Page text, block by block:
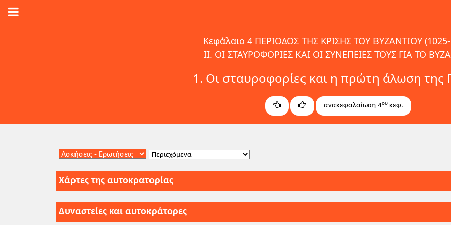
Κεφάλαιο 4 ΠΕΡΙΟΔΟΣ ΤΗΣ ΚΡΙΣΗΣ ΤΟΥ ΒΥΖΑΝΤΙΟΥ
II. ΟΙ ΣΤΑΥΡΟΦΟΡΙΕΣ ΚΑΙ ΟΙ ΣΥΝΕΠΕΙΕΣ ΤΟΥΣ ΓΙΑ ΤΟ
1. Οι σταυροφορίες και η πρώτη άλωση της
ανακεφαλαίωση 4ου κεφ.
Χάρτες της αυτοκρατορίας
Δυναστείες και αυτοκράτορες